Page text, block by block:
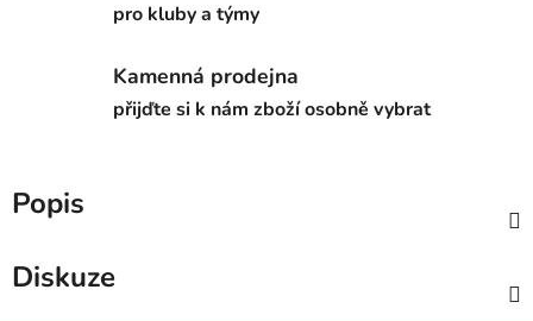
pro kluby a týmy
Kamenná prodejna
přijďte si k nám zboží osobně vybrat
Popis
Diskuze